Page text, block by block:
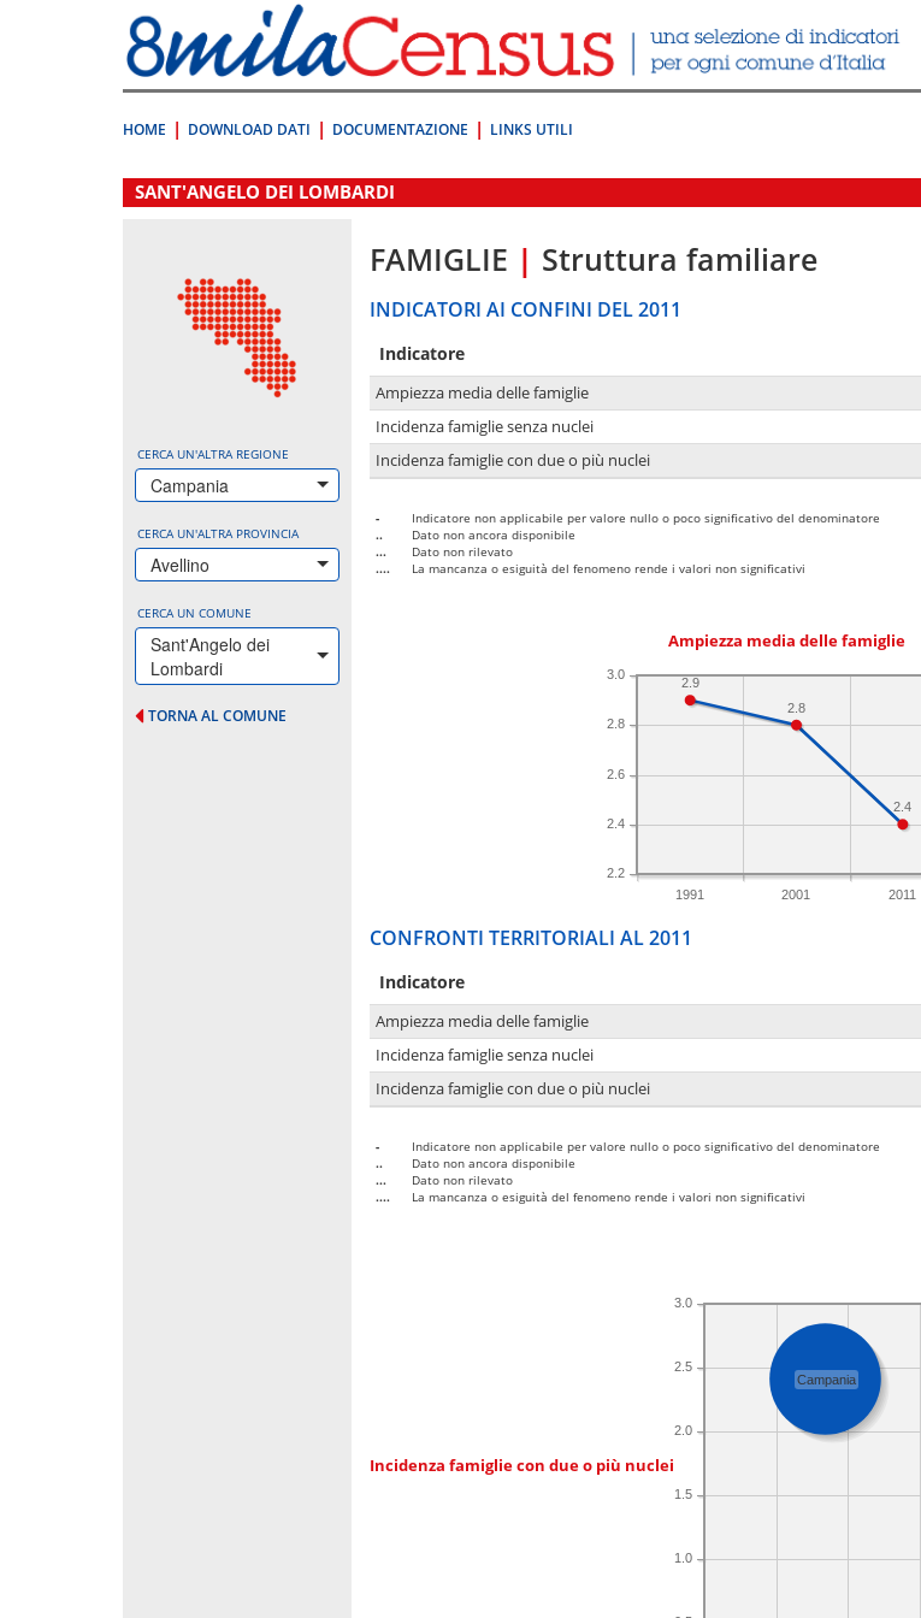
direttamente
a:
Contenuto
HOME DOWNLOAD DATI DOCUMENTAZIONE LINKS UTILI
.
SANT'ANGELO DEI LOMBARDI
CERCA UN'ALTRA REGIONE
Campania
CERCA UN'ALTRA PROVINCIA
Avellino
CERCA UN COMUNE
Sant'Angelo dei
Lombardi
TORNA AL COMUNE
FAMIGLIE | Struttura familiare
INDICATORI AI CONFINI DEL 2011
Indicatore
Ampiezza media delle famiglie
Incidenza famiglie senza nuclei
Incidenza famiglie con due o più nuclei
-
Indicatore non applicabile per valore nullo o poco significativo del denominatore
..
Dato non ancora disponibile
...
Dato non rilevato
....
La mancanza o esiguità del fenomeno rende i valori non significativi
Ampiezza media delle famiglie
1991 2001 2011
2.2
2.4
2.6
2.8
3.0
2.4
2.8
2.9
CONFRONTI TERRITORIALI AL 2011
Indicatore
Ampiezza media delle famiglie
Incidenza famiglie senza nuclei
Incidenza famiglie con due o più nuclei
-
Indicatore non applicabile per valore nullo o poco significativo del denominatore
..
Dato non ancora disponibile
...
Dato non rilevato
....
La mancanza o esiguità del fenomeno rende i valori non significativi
Incidenza famiglie con due o più nuclei
1.0
1.5
2.0
2.5
3.0
Campania